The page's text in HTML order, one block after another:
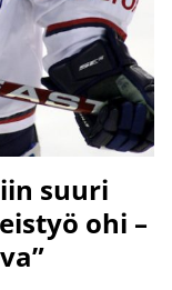
suuri
ohi –